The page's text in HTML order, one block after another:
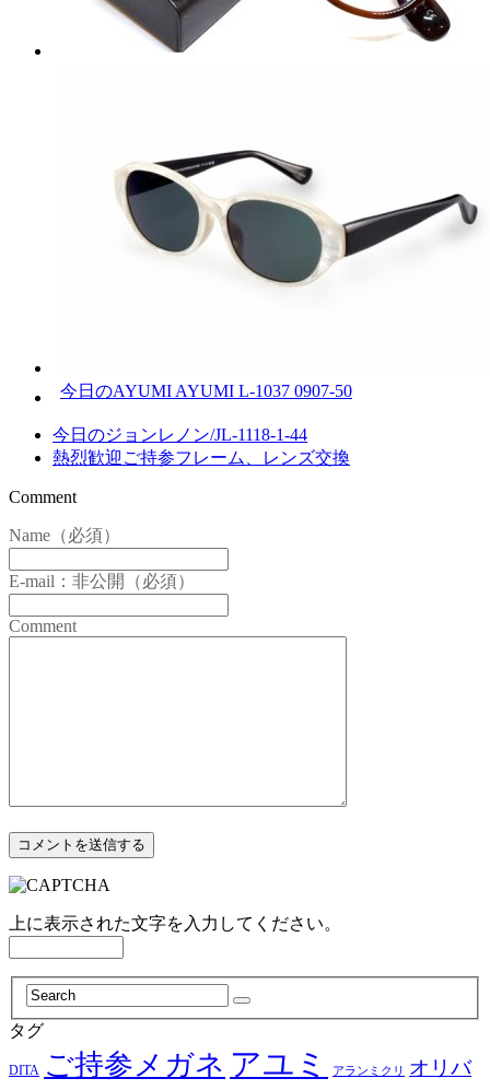
今日のAYUMI AYUMI L-1037 0907-50
今日のジョンレノン/JL-1118-1-44
熱烈歓迎ご持参フレーム、レンズ交換
Comment
Name（必須）
E-mail：非公開（必須）
Comment
上に表示された文字を入力してください。
タグ
DITA ご持参メガネ アユミ アランミクリ
オリバ